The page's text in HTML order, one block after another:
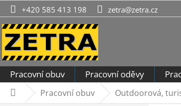
Přejít
na
obsah
+420 585 413 198 zetra@zetra.cz
Pracovní obuv Pracovní oděvy
DomůPracovní obuv Outdoorová,